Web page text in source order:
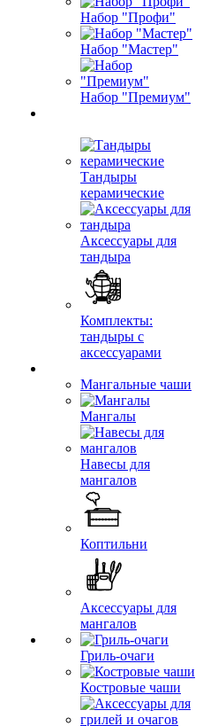
Набор "Профи"
Набор "Мастер"
Набор "Премиум"
Тандыры
керамические
Аксессуары для
тандыра
Комплекты:
тандыры с
аксессуарами
Мангальные чаши
Мангалы
Навесы для
мангалов
Коптильни
Аксессуары для
мангалов
Гриль-очаги
Костровые чаши